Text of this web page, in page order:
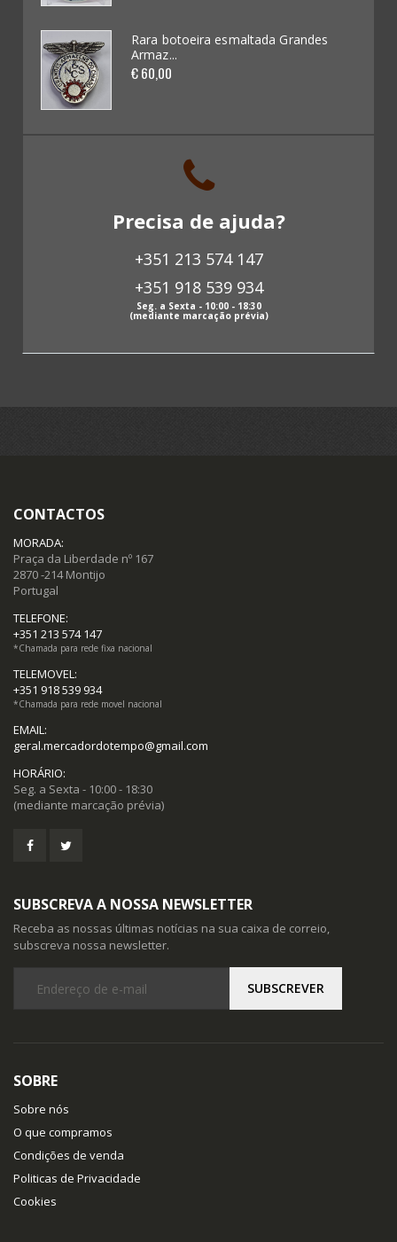
Kits / Modelismo (46)
Cadernetas e Cromos (16)
Revistas antigas (0)
Papeis antigos (63)
Fotografias antigas (3)
Notas (19)
Rara botoeira esmaltada Grandes
Armaz...
€ 60,00
Precisa de ajuda?
+351 213 574 147
+351 918 539 934
Seg. a Sexta - 10:00 - 18:30
(mediante marcação prévia)
CONTACTOS
MORADA:
Praça da Liberdade nº 167
2870 -214 Montijo
Portugal
TELEFONE:
+351 213 574 147
*Chamada para rede fixa nacional
TELEMOVEL:
+351 918 539 934
*Chamada para rede movel nacional
EMAIL:
geral.mercadordotempo@gmail.com
HORÁRIO:
Seg. a Sexta - 10:00 - 18:30
(mediante marcação prévia)
SUBSCREVA A NOSSA NEWSLETTER
Receba as nossas últimas notícias na sua caixa de correio,
subscreva nossa newsletter.
SOBRE
Sobre nós
O que compramos
Condições de venda
Politicas de Privacidade
Cookies